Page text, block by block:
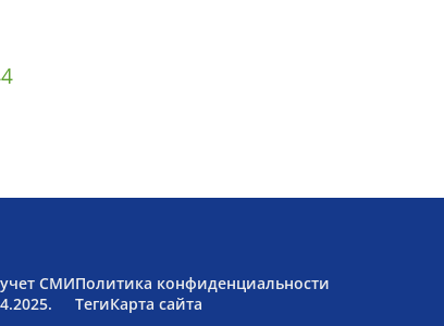
учет СМИПолитика конфиденциальности
ТегиКарта сайта